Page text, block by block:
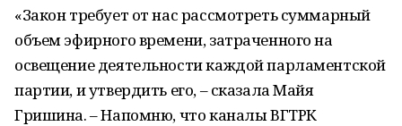
«Закон требует от нас рассмотреть суммарный
объем эфирного времени, затраченного на
освещение деятельности каждой парламентской
партии, и утвердить его, – сказала Майя
Гришина. – Напомню, что каналы ВГТРК